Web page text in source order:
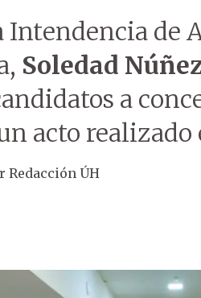
Intendencia de
Soledad
a
acto
Redacción ÚH